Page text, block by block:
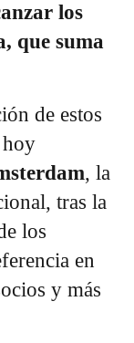
los
que suma
de estos
, la
tras la
los
en
y más